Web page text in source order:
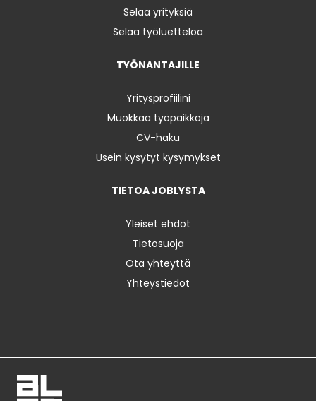
Selaa yrityksiä
Selaa työluetteloa
TYÖNANTAJILLE
Yritysprofiilini
Muokkaa työpaikkoja
CV-haku
Usein kysytyt kysymykset
TIETOA JOBLYSTA
Yleiset ehdot
Tietosuoja
Ota yhteyttä
Yhteystiedot